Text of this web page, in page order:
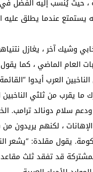
يستمتع عندما يطلق
العام الماضي ، كما
120 مقعدًا. شارك ما يقرب من
ودعم سلام دونالد ترامب.
، لكنهم يريدون
يقول مقلدة: “يشعر
قد تفقد ثلث